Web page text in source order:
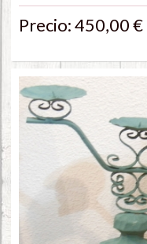
Precio: 450,00 €